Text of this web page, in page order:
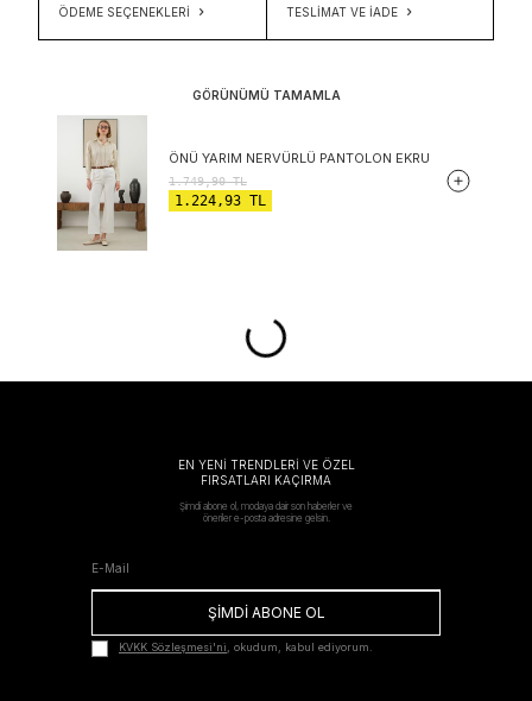
ÖDEME SEÇENEKLERI TESLIMAT VE İADE
GÖRÜNÜMÜ TAMAMLA
ÖNÜ YARIM NERVÜRLÜ PANTOLON EKRU
1.749,90TL
1.224,93 TL
EN YENİ TRENDLERİ VE ÖZEL
FIRSATLARI KAÇIRMA
Şimdi abone ol, modaya dair son haberler ve
öneriler e-posta adresine gelsin.
ŞİMDİ ABONE OL
KVKK Sözleşmesi'ni, okudum, kabul ediyorum.